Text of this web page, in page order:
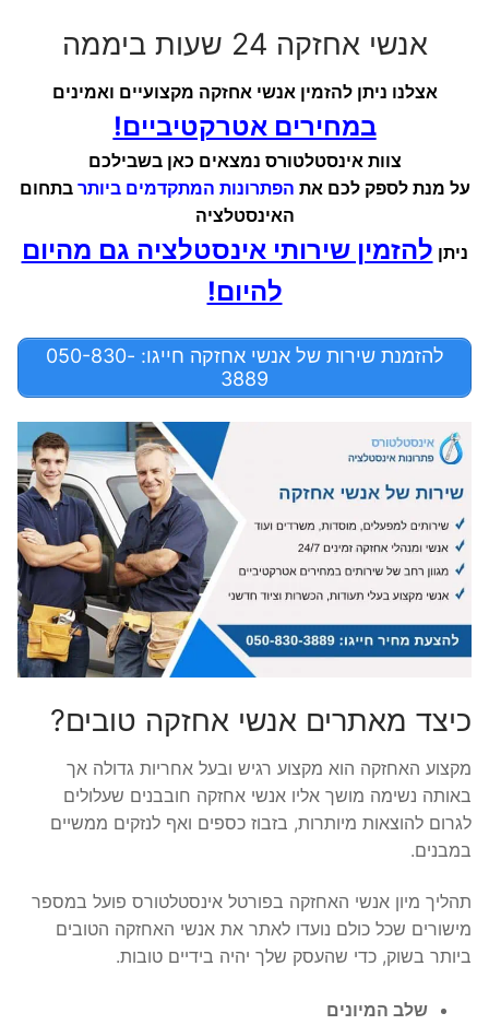
אנשי אחזקה 24 שעות ביממה
אצלנו ניתן להזמין אנשי אחזקה מקצועיים ואמינים
במחירים אטרקטיביים!
צוות אינסטלטורס נמצאים כאן בשבילכם
על מנת לספק לכם את הפתרונות המתקדמים ביותר בתחום
האינסטלציה
ניתן להזמין שירותי אינסטלציה גם מהיום
להיום!
להזמנת שירות של אנשי אחזקה חייגו: 050-830-
3889
כיצד מאתרים אנשי אחזקה טובים?
מקצוע האחזקה הוא מקצוע רגיש ובעל אחריות גדולה אך
באותה נשימה מושך אליו אנשי אחזקה חובבנים שעלולים
לגרום להוצאות מיותרות, בזבוז כספים ואף לנזקים ממשיים
במבנים.
תהליך מיון אנשי האחזקה בפורטל אינסטלטורס פועל במספר
מישורים שכל כולם נועדו לאתר את אנשי האחזקה הטובים
ביותר בשוק, כדי שהעסק שלך יהיה בידיים טובות.
שלב המיונים